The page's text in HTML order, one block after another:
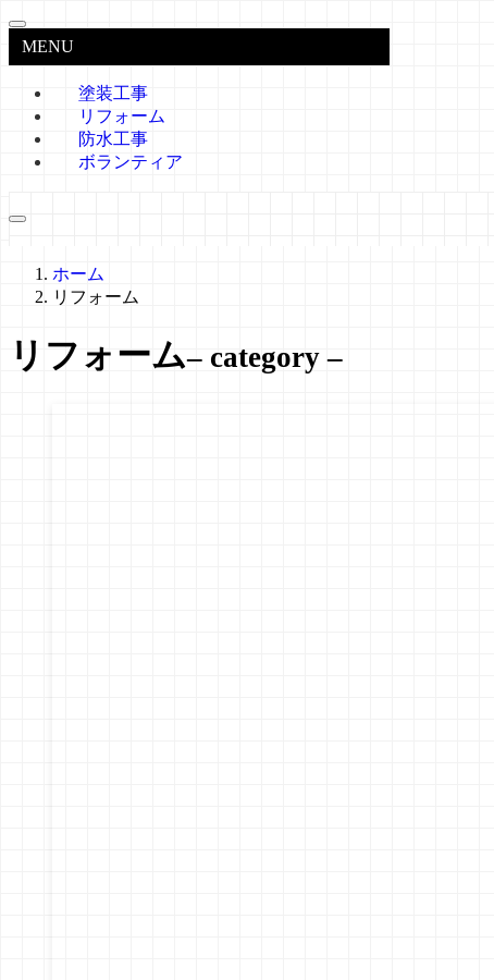
MENU
塗装工事
リフォーム
防水工事
ボランティア
ホーム
リフォーム
リフォーム– category –